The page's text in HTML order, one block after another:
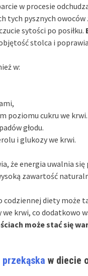
w procesie
tych pysznych
sytości po posiłku.
stolca i
w:
poziomu cukru we krwi.
głodu.
i glukozy we krwi.
że energia uwalnia
zawartość
codziennej diety może
krwi, co dodatkowo
może stać się
przekąska w diecie